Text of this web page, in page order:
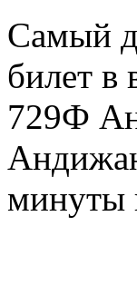
Самый
билет в
729Ф
минуты